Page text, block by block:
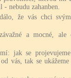
nebudu zahanben.
že vás chci
a mocné, ale
jak se
vás, tak se